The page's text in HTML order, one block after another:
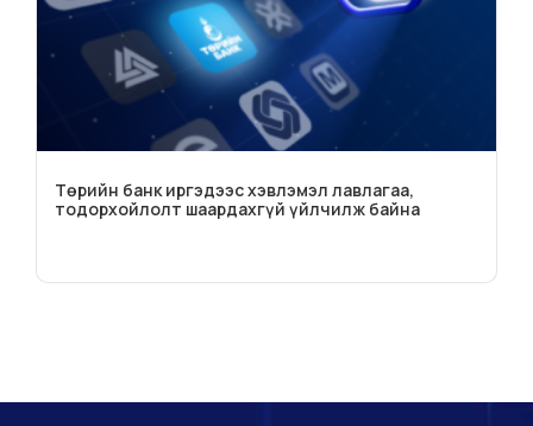
Төрийн банк иргэдээс хэвлэмэл лавлагаа,
тодорхойлолт шаардахгүй үйлчилж байна